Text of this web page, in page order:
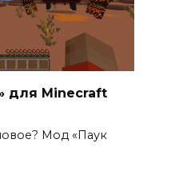
для Minecraft
Мод «Паук